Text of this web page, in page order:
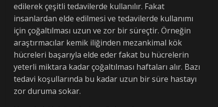
edilerek çeşitli tedavilerde kullanılır. Fakat
insanlardan elde edilmesi ve tedavilerde kullanımı
için çoğaltılması uzun ve zor bir süreçtir. Örneğin
araştırmacılar kemik iliğinden mezankimal kök
hücreleri başarıyla elde eder fakat bu hücrelerin
yeterli miktara kadar çoğaltılması haftaları alır. Bazı
tedavi koşullarında bu kadar uzun bir süre hastayı
zor duruma sokar.